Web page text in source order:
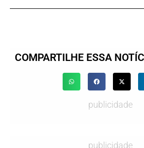
COMPARTILHE ESSA
publicidade
publicidade